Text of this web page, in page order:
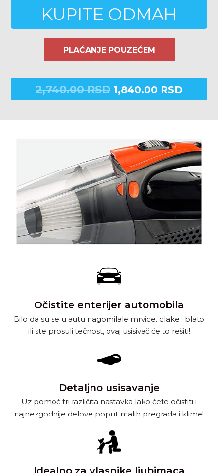
KUPITE ODMAH
PLAĆANJE POUZEĆEM
2,740.00RSD 1,840.00 RSD
Očistite enterijer automobila
Bilo da su se u autu nagomilale mrvice, dlake i blato
ili ste prosuli tečnost, ovaj usisivač će to rešiti!
Detaljno usisavanje
Uz pomoć tri različita nastavka lako ćete očistiti i
najnezgodnije delove poput malih pregrada i klime!